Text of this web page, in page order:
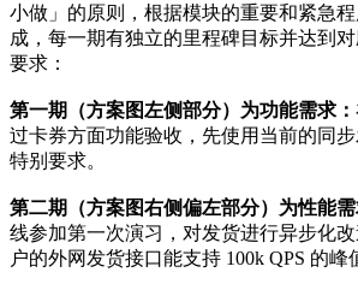
小做」的原则，根据模块的重要和紧急
成，每一期有独立的里程碑目标并达到
要求：
第一期（方案图左侧部分）为功能需求：
过卡券方面功能验收，先使用当前的同
特别要求。
第二期（方案图右侧偏左部分）为性能需
线参加第一次演习，对发货进行异步化
户的外网发货接口能支持 100k QPS 的峰